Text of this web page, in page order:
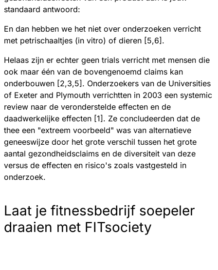
standaard antwoord:
En dan hebben we het niet over onderzoeken verricht
met petrischaaltjes (in vitro) of dieren [5,6].
Helaas zijn er echter geen trials verricht met mensen die
ook maar één van de bovengenoemd claims kan
onderbouwen [2,3,5]. Onderzoekers van de Universities
of Exeter and Plymouth verrichtten in 2003 een systemic
review naar de veronderstelde effecten en de
daadwerkelijke effecten [1]. Ze concludeerden dat de
thee een "extreem voorbeeld" was van alternatieve
geneeswijze door het grote verschil tussen het grote
aantal gezondheidsclaims en de diversiteit van deze
versus de effecten en risico's zoals vastgesteld in
onderzoek.
Laat je fitnessbedrijf soepeler
draaien met FITsociety